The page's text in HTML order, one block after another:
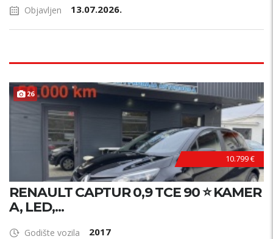
Objavljen 13.07.2026.
26
10.799 €
RENAULT CAPTUR 0,9 TCE 90 ⭐ KAMER
A, LED,...
Godište vozila 2017